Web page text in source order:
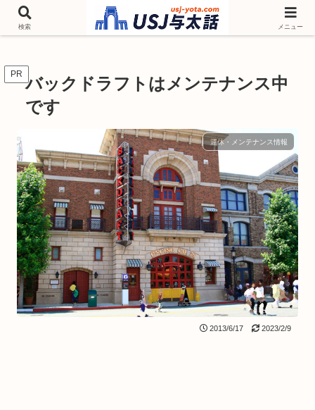
チケットやシーズンイベント ニンテンドーワールド アトラクションなどユニ
バを歩いて情報収集しています
PR バックドラフトはメンテナンス中
です
運休・メンテナンス情報
2013/6/17 2023/2/9
検索 メニュー